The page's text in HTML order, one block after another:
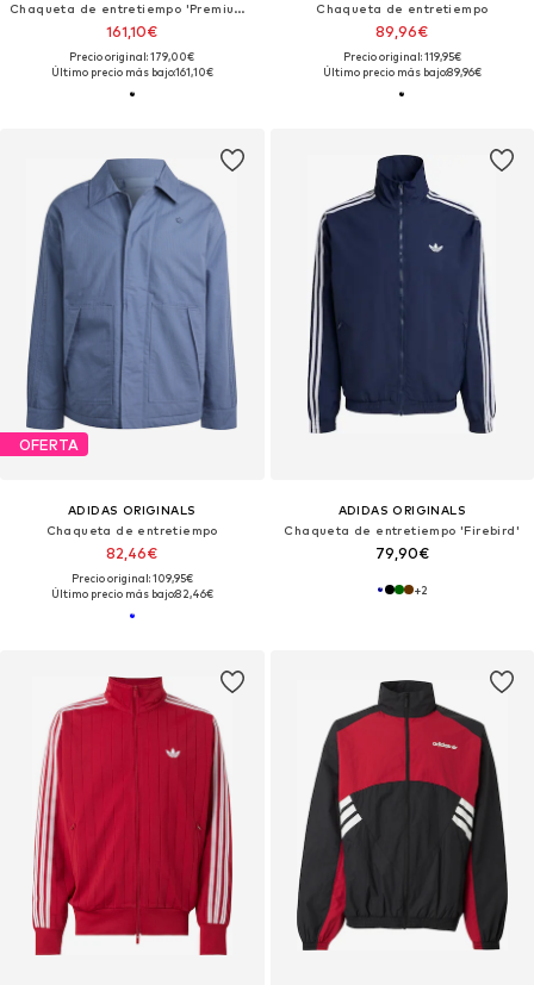
Chaqueta de entretiempo 'Premium Essentials'
161,10€
Precio original: 179,00€
Último precio más bajo:161,10€
Chaqueta de entretiempo
89,96€
Precio original: 119,95€
Último precio más bajo:89,96€
OFERTA
ADIDAS ORIGINALS
Chaqueta de entretiempo
82,46€
Precio original: 109,95€
Último precio más bajo:82,46€
ADIDAS ORIGINALS
Chaqueta de entretiempo 'Firebird'
79,90€
+2